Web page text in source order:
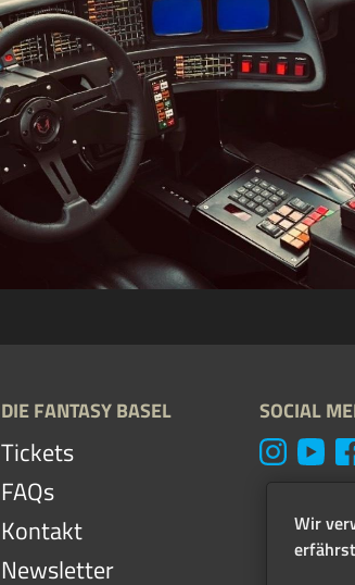
DIE FANTASY BASEL
Tickets
FAQs
Kontakt
Newsletter
SOCIAL
Wir